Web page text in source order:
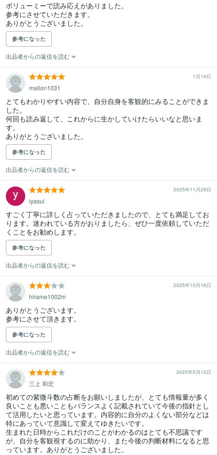
ボリューミーで読み応えがありました。
参考にさせていただきます。
ありがとうございました。
参考になった
出品者からの返信を読む
1月14日
mallon1031
とてもわかりやすい内容で、自分自身を客観的にみることができま
した。
何回も読み返して、これからに生かしていけたらいいなと思いま
す。
ありがとうございました。
参考になった
出品者からの返信を読む
2025年11月29日
iyasui
すごく丁寧に詳しく占っていただきましたので、とても満足してお
ります。迷われている方がおりましたら、ぜひ一度依頼していただ
くことをお勧めします。
参考になった
出品者からの返信を読む
2025年10月16日
hirame1002m
ありがとうございます。
参考にさせて頂きます。
参考になった
出品者からの返信を読む
2025年5月12日
三上 和宏
初めての紫微斗数の占断をお願いしましたが、とても情報量が多く
良いことも悪いこともバランスよく記載されていて今後の指針とし
て活用したいと思っています。内容的に自分のよくない部分などは
特にあっていて意識して変えてゆきたいです。
生まれた日時からこれだけのことがわかるのはとても不思議です
が、自分を客観視するのに助かり、また今後の判断材料になると思
っています。ありがとうございました。